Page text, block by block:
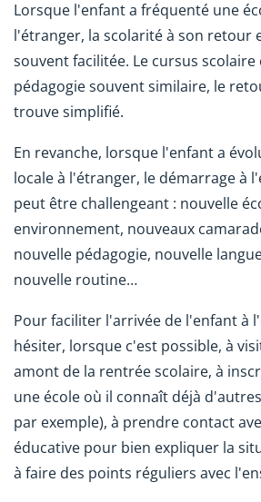
Lorsque l'enfant a fréquenté une
l'étranger, la scolarité à son retour
souvent facilitée. Le cursus
pédagogie souvent similaire, le
trouve simplifié.
En revanche, lorsque l'enfant a
locale à l'étranger, le démarrage à
peut être challengeant : nouvelle
environnement, nouveaux
nouvelle pédagogie, nouvelle
nouvelle routine…
Pour faciliter l'arrivée de l'enfant à
hésiter, lorsque c'est possible, à
amont de la rentrée scolaire, à
une école où il connaît déjà
par exemple), à prendre contact
éducative pour bien expliquer la
à faire des points réguliers avec